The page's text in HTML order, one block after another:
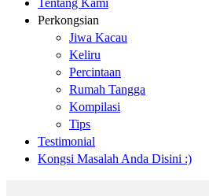
Tentang Kami
Perkongsian
Jiwa Kacau
Keliru
Percintaan
Rumah Tangga
Kompilasi
Tips
Testimonial
Kongsi Masalah Anda Disini :)